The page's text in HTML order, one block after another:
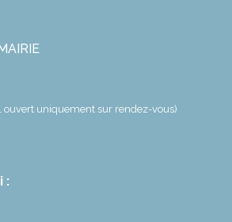
ouvert uniquement sur rendez-vous)
: